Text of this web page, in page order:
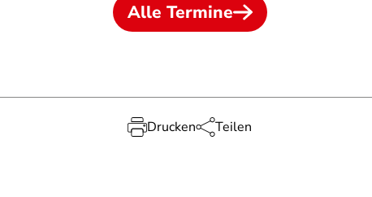
Alle Termine
Drucken Teilen